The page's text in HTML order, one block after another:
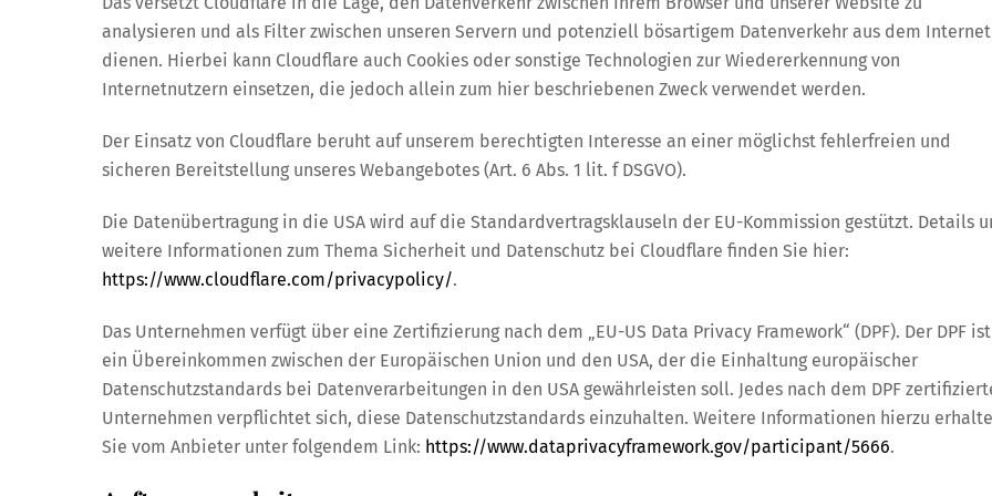
analysieren und als Filter zwischen unseren Servern und potenziell bösartigem Datenverkehr aus dem Internet
dienen. Hierbei kann Cloudflare auch Cookies oder sonstige Technologien zur Wiedererkennung von
Internetnutzern einsetzen, die jedoch allein zum hier beschriebenen Zweck verwendet werden.
Der Einsatz von Cloudflare beruht auf unserem berechtigten Interesse an einer möglichst fehlerfreien und
sicheren Bereitstellung unseres Webangebotes (Art. 6 Abs. 1 lit. f DSGVO).
Die Datenübertragung in die USA wird auf die Standardvertragsklauseln der EU-Kommission gestützt. Details
weitere Informationen zum Thema Sicherheit und Datenschutz bei Cloudflare finden Sie hier:
https://www.cloudflare.com/privacypolicy/.
Das Unternehmen verfügt über eine Zertifizierung nach dem „EU-US Data Privacy Framework“ (DPF). Der DPF ist
ein Übereinkommen zwischen der Europäischen Union und den USA, der die Einhaltung europäischer
Datenschutzstandards bei Datenverarbeitungen in den USA gewährleisten soll. Jedes nach dem DPF
Unternehmen verpflichtet sich, diese Datenschutzstandards einzuhalten. Weitere Informationen hierzu
Sie vom Anbieter unter folgendem Link: https://www.dataprivacyframework.gov/participant/5666.